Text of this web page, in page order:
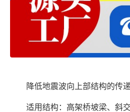
降低地震波向上部结构的传
适用结构：高架桥坡梁、斜